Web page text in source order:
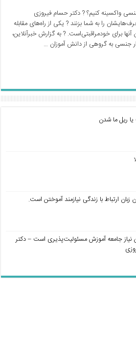
واکسینه کنیم؟ ? دکتر حسام فیروزی
را به شما بزنند ? یکی از راه‌های مقابله
آنها برای خودمراقبتی‌است. ? به گزارش خبرآنلاین،
جنسی به گروهی از دانش آموزان …
یا ریل ما شدن
زبان ارتباط با زندگی نیازمند آموختن است.
نیاز جامعه آموزش مسئولیت‌پذیری است – دکتر